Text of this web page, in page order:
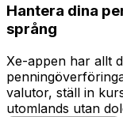
Hantera dina
språng
Xe-appen har allt
valutor, ställ in
utomlands utan